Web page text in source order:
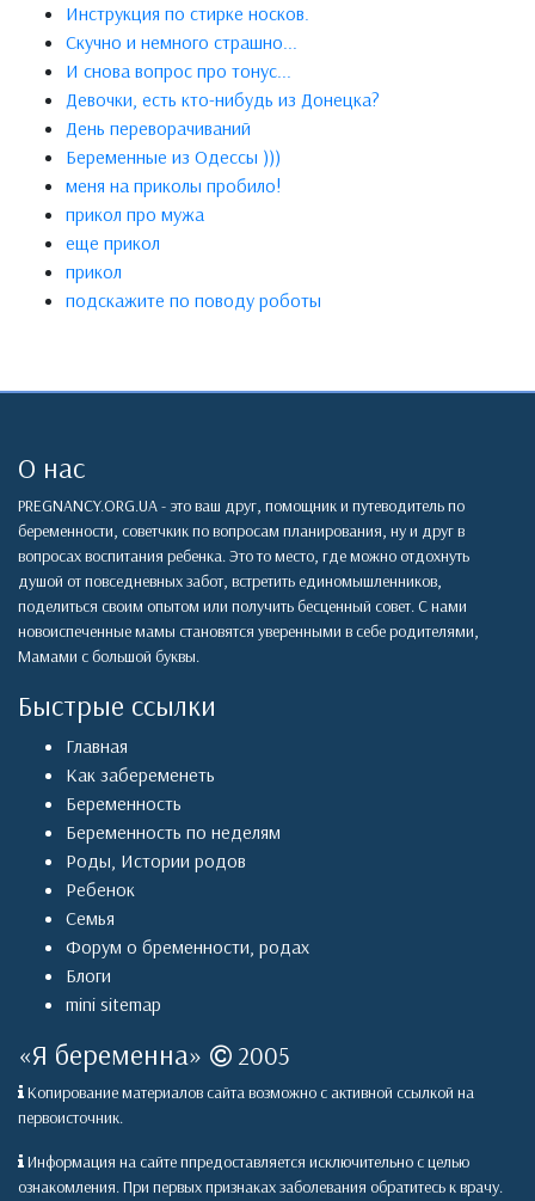
Инструкция по стирке носков.
Скучно и немного страшно...
И снова вопрос про тонус...
Девочки, есть кто-нибудь из Донецка?
День переворачиваний
Беременные из Одессы )))
меня на приколы пробило!
прикол про мужа
еще прикол
прикол
подскажите по поводу роботы
О нас
PREGNANCY.ORG.UA - это ваш друг, помощник и путеводитель по
беременности, советчкик по вопросам планирования, ну и друг в
вопросах воспитания ребенка. Это то место, где можно отдохнуть
душой от повседневных забот, встретить единомышленников,
поделиться своим опытом или получить бесценный совет. С нами
новоиспеченные мамы становятся уверенными в себе родителями,
Мамами с большой буквы.
Быстрые ссылки
Главная
Как забеременеть
Беременность
Беременность по неделям
Роды, Истории родов
Ребенок
Семья
Форум о бременности, родах
Блоги
mini sitemap
«Я беременна» 2005
Копирование материалов сайта возможно с активной ссылкой на
первоисточник.
Информация на сайте ппредоставляется исключительно с целью
ознакомления. При первых признаках заболевания обратитесь к врачу.